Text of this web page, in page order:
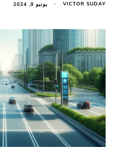
VICTOR SUDAY يونيو 9, 2024